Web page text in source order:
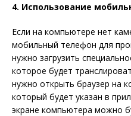
4. Использование
Если на компьютере нет
мобильный телефон для
нужно загрузить
которое будет
нужно открыть браузер на
который будет указан в
экране компьютера можно